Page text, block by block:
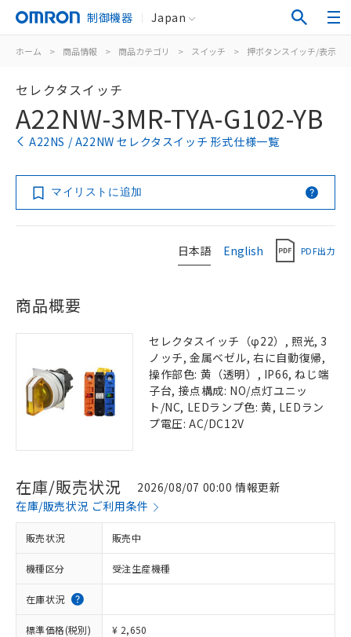
制御機器 Japan
ホーム > 商品情報 > 商品カテゴリ > スイッチ > 押ボタンスイッチ/表示灯
セレクタスイッチ
A22NW-3MR-TYA-G102-YB
A22NS / A22NW セレクタスイッチ 形式仕様一覧
マイリストに追加
日本語 English PDF出力
商品概要
セレクタスイッチ（φ22）, 照光, 3
ノッチ, 金属ベゼル, 右に自動復帰,
操作部色: 黄（透明）, IP66, ねじ端
子台, 接点構成: NO/点灯ユニッ
ト/NC, LEDランプ色: 黄, LEDラン
プ電圧: AC/DC12V
在庫/販売状況
2026/08/07 00:00 情報更新
在庫/販売状況 ご利用条件
販売状況 販売中
機種区分 受注生産機種
在庫状況
標準価格(税別) ¥ 2,650